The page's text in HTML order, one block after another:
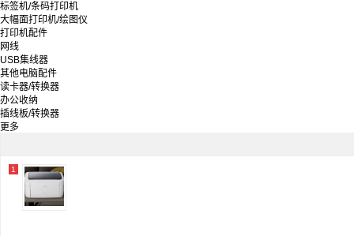
兄弟
实达
京呈
言鼎
映美
汉印/HPRT
毕亚兹
金印典
爱立熊
佳能
标拓
富士施乐/Fuji Xerox
标签机/条码打印机
大幅面打印机/绘图仪
打印机配件
网线
USB集线器
其他电脑配件
读卡器/转换器
办公收纳
插线板/转换器
更多
1